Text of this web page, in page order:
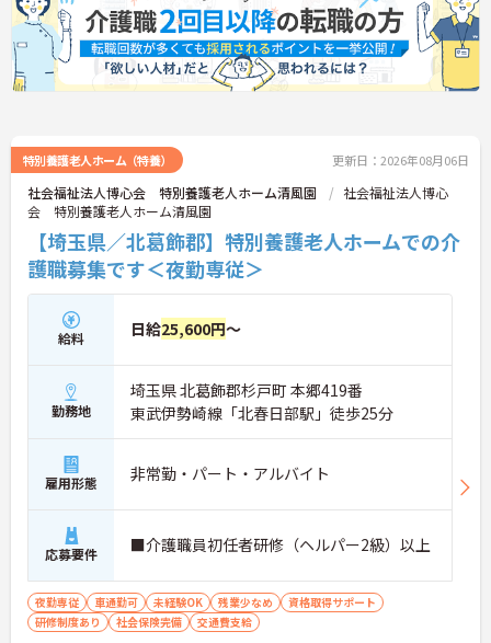
なステップアップが期待できます。定年65歳・再雇
用70歳までの継続雇用制度も完備されており、髪色
やネイルが原則自由といったご自身らしさを大切に
できる環境のもとで末永くご活躍いただけます。
・施設の業績や個人の評価に応じて賞与とは別に支
収入として還元されます。
・業務への取り組みやチームへの貢献度が公正に評
価される仕組みにより、高いモチベーションを維持
して働ける環境です。
【毎朝のミーティングで情報共有を徹底し、職種の
垣根を超えて協力し合える体制です 】
・スタッフ全員で毎朝お客様の体調や業務連絡を丁
・困った時もすぐに相談してフォローし合える風通
しの良い職場となっており、平均勤続年数7.2年とい
う高い定着率につながっています。
【医療機関と連携した安心の体制のもと、専門的な
ケアスキルを磨ける環境です】
・24時間体制で介護スタッフが常駐し、医療機関と
も連携しているため、緊急時にも落ち着いて対応で
きる安心・安全なサービス提供を学べます。
できる場合が多く、プライベートの負担を抑えなが
ら着実に専門性を高められます。
特別養護老人ホーム（特養） 更新日：2026年08月06日
社会福祉法人博心会 特別養護老人ホーム清風園
社会福祉法人博心
会 特別養護老人ホーム清風園
【埼玉県／北葛飾郡】特別養護老人ホームでの介
護職募集です＜夜勤専従＞
給料 日給25,600円～
勤務地
埼玉県 北葛飾郡杉戸町 本郷419番
東武伊勢崎線「北春日部駅」徒歩25分
雇用形態 非常勤・パート・アルバイト
応募要件 ■介護職員初任者研修（ヘルパー2級）以上
夜勤専従 車通勤可 未経験OK 残業少なめ
資格取得サポート
研修制度あり
社会保険完備 交通費支給